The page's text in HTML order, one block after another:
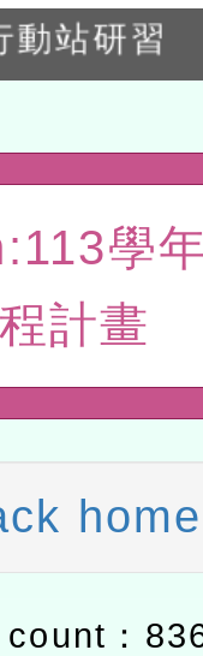
名，續辦
動站研習
閱讀磐
學軟體線
函釋公務
一案
署委託財
拔活動」
活動—儒
藝術節教
名，續辦
動站研習
學
計畫
home
：